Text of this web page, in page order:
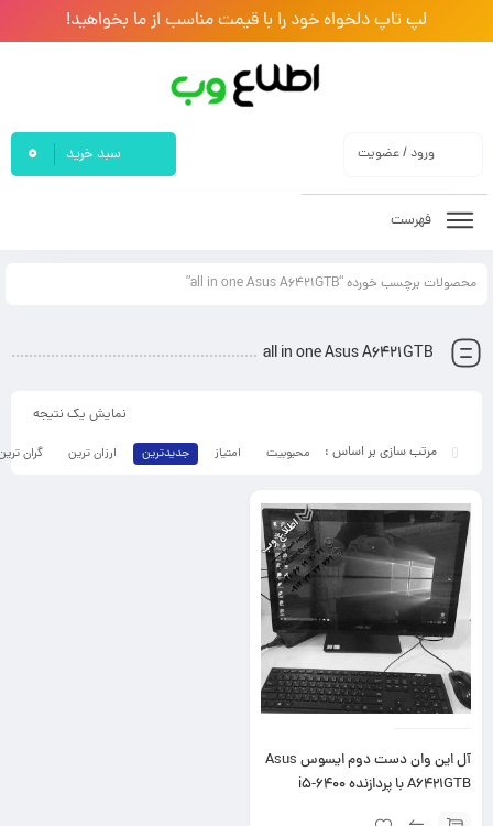
لپ تاپ دلخواه خود را با قیمت مناسب از ما بخواهید!
ورود / عضویت سبد خرید 0
فهرست
محصولات برچسب خورده “all in one Asus A6421GTB”
all in one Asus A6421GTB
نمایش یک نتیجه
محبوبیت امتیاز جدیدترین ارزان ترین گران
آل این وان دست دوم ایسوس Asus
A6421GTB با پردازنده i5-6400